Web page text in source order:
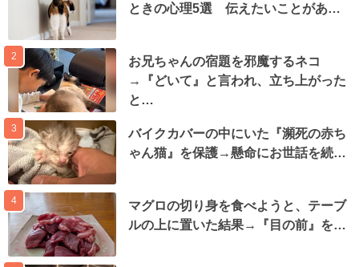
ときの心理5選 伝えたいことがあ…
2
お兄ちゃんの宿題を邪魔するネコ
→『どいて』と言われ、立ち上がった
と…
3
バイクカバーの中にいた『瀕死の赤ち
ゃん猫』を保護→懸命にお世話を続…
4
マグロの切り身を食べようと、テーブ
ルの上に置いた結果→『目の前』を…